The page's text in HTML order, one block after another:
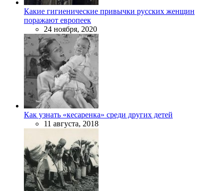
Какие гигиенические привычки русских женщин
поражают европеек
24 ноября, 2020
Как узнать «кесаренка» среди других детей
11 августа, 2018